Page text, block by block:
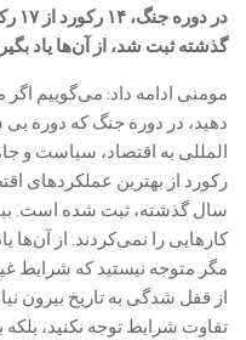
گذشته ثبت شد، از آن‌ها یاد
مومنی ادامه داد: می‌گوییم اگر
دهید، در دوره جنگ که دوره
سال گذشته، ثبت شده است.
کار‌هایی را نمی‌کردند. از آن‌ها
مگر متوجه نیستید که شرایط
از قفل شدگی به تاریخ بیرون
تفاوت شرایط توجه نکنید،